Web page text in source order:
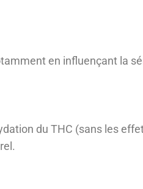
en influençant la
du THC (sans les